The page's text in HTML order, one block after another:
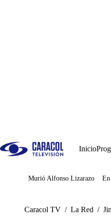
Inicio
Juegos
Murió Alfonso Lizarazo
Caracol TV / La Red /